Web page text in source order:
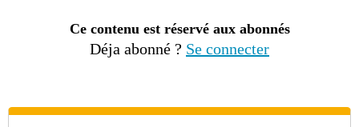
Ce contenu est réservé aux abonnés
Déja abonné ? Se connecter